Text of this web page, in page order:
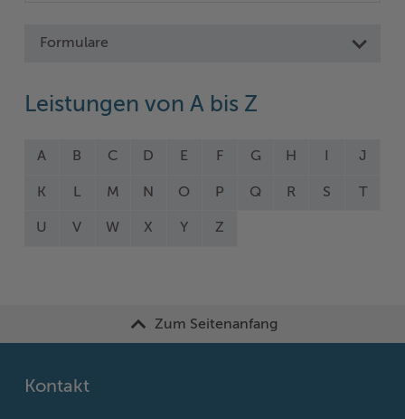
Formulare
Leistungen von A bis Z
A B C D E F G H J
K L M N O P Q R S T
U V W X Y Z
Zum Seitenanfang
Kontakt